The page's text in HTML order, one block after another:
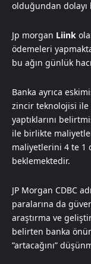
olduğundan dolayı
Jp morgan Liink
ödemeleri
bu ağın günlük
Banka ayrıca
zincir teknolojisi ile
yaptıklarını
ile birlikte
maliyetlerini 4 te 1
beklemektedir.
JP Morgan CDBC
paralarına da
araştırma ve
belirten banka
”artacağını”